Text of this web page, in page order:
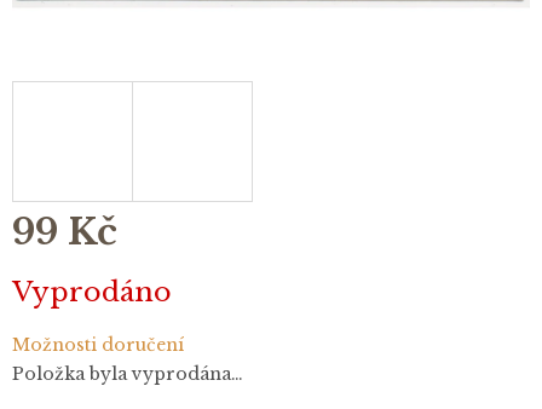
99 Kč
cena:
Vyprodáno
Možnosti doručení
Položka byla vyprodána…